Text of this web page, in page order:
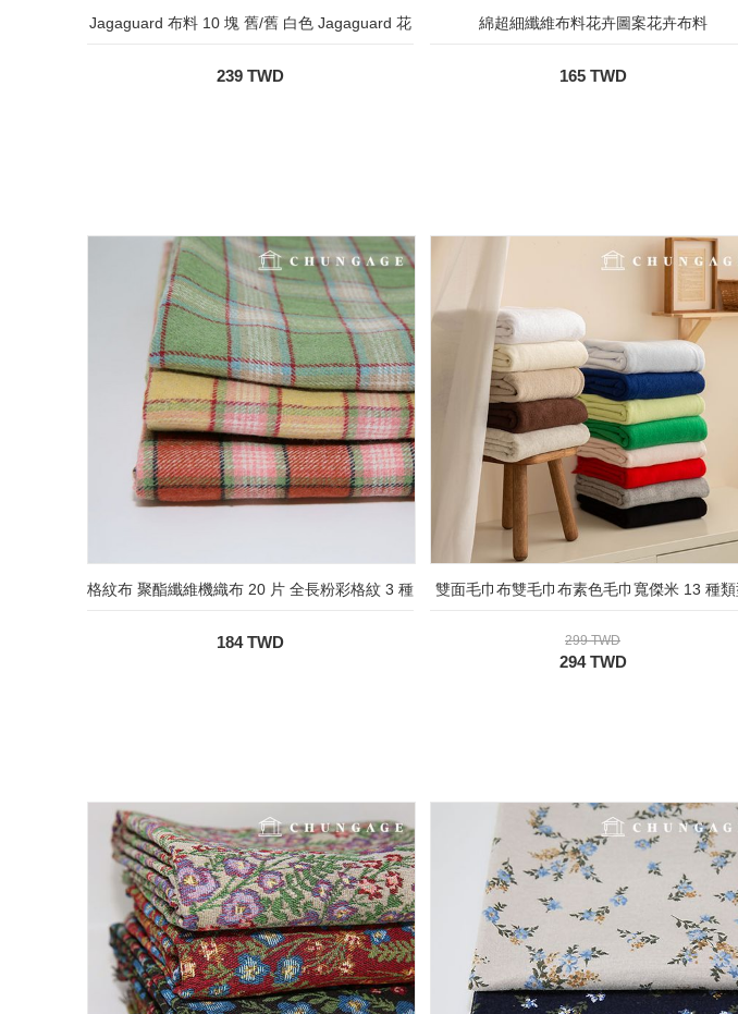
Jagaguard 布料 10 塊 舊/舊 白色 Jagaguard 花
239 TWD
綿超細纖維布料花卉圖案花卉布料
165 TWD
格紋布 聚酯纖維機織布 20 片 全長粉彩格紋 3 種
184 TWD
雙面毛巾布雙毛巾布素色毛巾寬傑米 13 種類
299 TWD
294 TWD